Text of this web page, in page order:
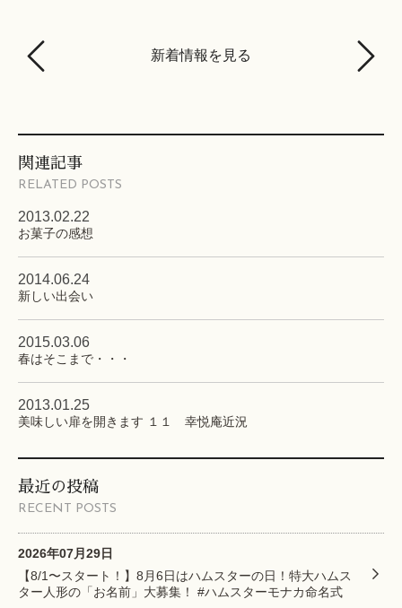
最近の投稿
RECENT POSTS
2026年07月29日
【8/1〜スタート！】8月6日はハムスターの日！特大ハムス
ター人形の「お名前」大募集！ #ハムスターモナカ命名式
新着情報を見る
関連記事
RELATED POSTS
2013.02.22
お菓子の感想
2014.06.24
新しい出会い
2015.03.06
春はそこまで・・・
2013.01.25
美味しい扉を開きます １１ 幸悦庵近況